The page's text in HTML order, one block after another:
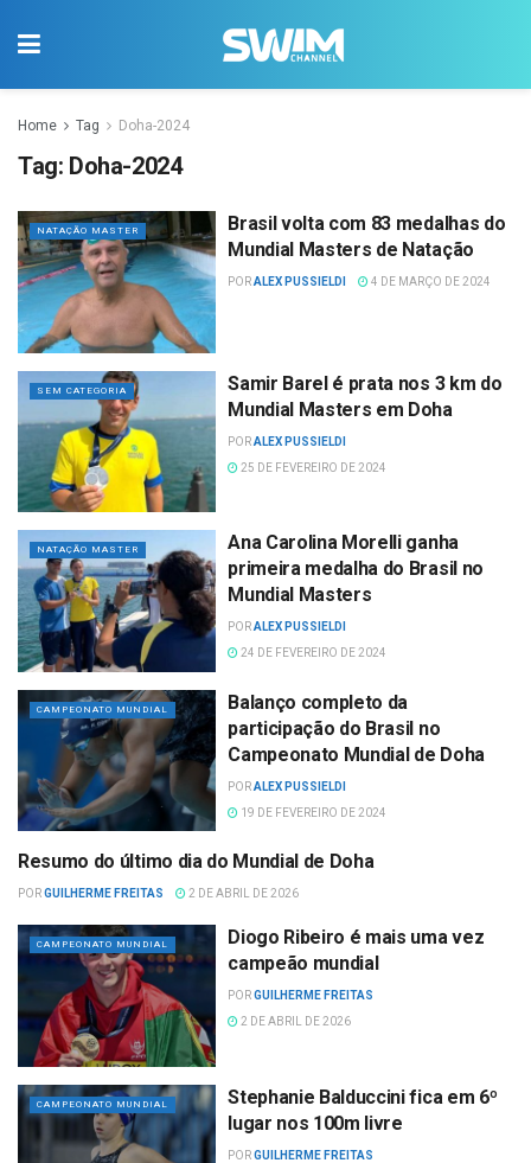
Home Tag Doha-2024
Tag: Doha-2024
NATAÇÃO MASTER
Brasil volta com 83 medalhas do
Mundial Masters de Natação
PORALEX PUSSIELDI 4 DE MARÇO DE 2024
SEM CATEGORIA
Samir Barel é prata nos 3 km do
Mundial Masters em Doha
PORALEX PUSSIELDI
25 DE FEVEREIRO DE 2024
NATAÇÃO MASTER
Ana Carolina Morelli ganha
primeira medalha do Brasil no
Mundial Masters
PORALEX PUSSIELDI
24 DE FEVEREIRO DE 2024
CAMPEONATO MUNDIAL
Balanço completo da
participação do Brasil no
Campeonato Mundial de Doha
PORALEX PUSSIELDI
19 DE FEVEREIRO DE 2024
CAMPEONATO MUNDIAL
Resumo do último dia do Mundial de Doha
PORGUILHERME FREITAS 2 DE ABRIL DE 2026
CAMPEONATO MUNDIAL
Diogo Ribeiro é mais uma vez
campeão mundial
PORGUILHERME FREITAS
2 DE ABRIL DE 2026
CAMPEONATO MUNDIAL
Stephanie Balduccini fica em 6º
lugar nos 100m livre
PORGUILHERME FREITAS